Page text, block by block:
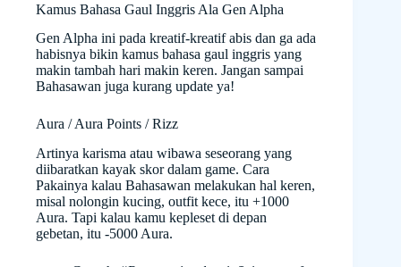
Kamus Bahasa Gaul Inggris Ala Gen Alpha
Gen Alpha ini pada kreatif-kreatif abis dan ga ada
habisnya bikin kamus bahasa gaul inggris yang
makin tambah hari makin keren. Jangan sampai
Bahasawan juga kurang update ya!
Aura / Aura Points / Rizz
Artinya karisma atau wibawa seseorang yang
diibaratkan kayak skor dalam game. Cara
Pakainya kalau Bahasawan melakukan hal keren,
misal nolongin kucing, outfit kece, itu +1000
Aura. Tapi kalau kamu kepleset di depan
gebetan, itu -5000 Aura.